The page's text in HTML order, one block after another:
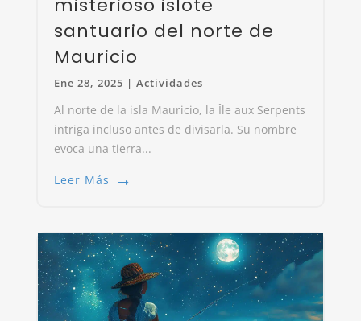
misterioso islote
santuario del norte de
Mauricio
Ene 28, 2025 | Actividades
Al norte de la isla Mauricio, la Île aux Serpents
intriga incluso antes de divisarla. Su nombre
evoca una tierra...
Leer Más